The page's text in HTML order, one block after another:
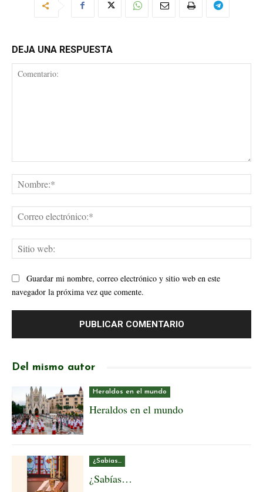
DEJA UNA RESPUESTA
Guardar mi nombre, correo electrónico y sitio web en este
navegador la próxima vez que comente.
Del mismo autor
Heraldos en el mundo
Heraldos en el mundo
¿Sabías...
¿Sabías…